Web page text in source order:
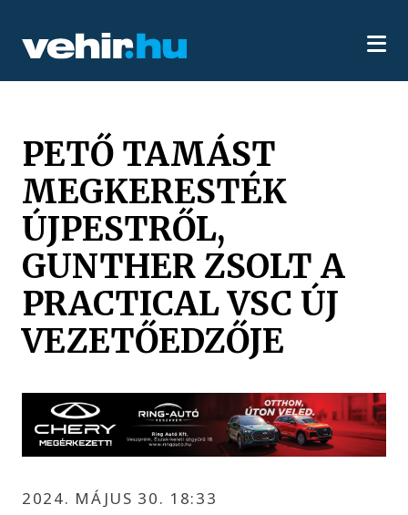
PETŐ TAMÁST
MEGKERESTÉK
ÚJPESTRŐL,
GUNTHER ZSOLT A
PRACTICAL VSC ÚJ
VEZETŐEDZŐJE
2024. MÁJUS 30. 18:33